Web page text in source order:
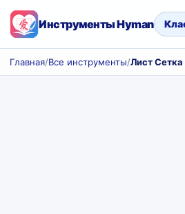
Инструменты Hyman
Главная/Все инструменты/Лист Сетка